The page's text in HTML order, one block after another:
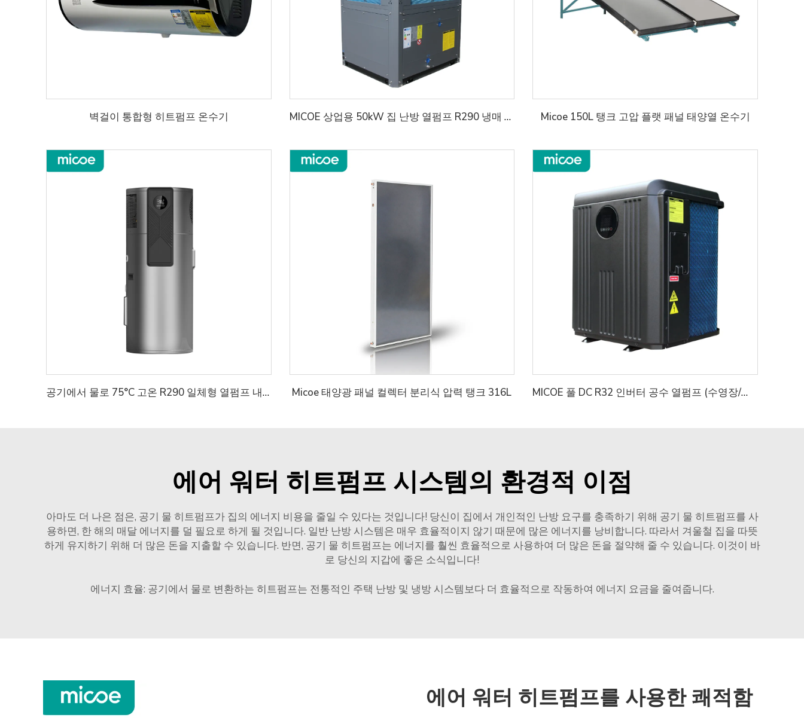
벽걸이 통합형 히트펌프 온수기 MICOE 상업용 50kW 집 난방 열펌프 R290 냉매 A+++ ERP Micoe 150L 탱크 고압 플랫 패널 태양열 온수기
공기에서 물로 75°C 고온 R290 일체형 열펌프 내장 탱크 Micoe 태양광 패널 컬렉터 분리식 압력 탱크 316L MICOE 풀 DC R32 인버터 공수 열펌프 (수영장/수열 난방용)
에어 워터 히트펌프 시스템의 환경적 이점
아마도 더 나은 점은, 공기 물 히트펌프가 집의 에너지 비용을 줄일 수 있다는 것입니다! 당신이 집에서 개인적인 난방 요구를 충족하기 위해 공기 물 히트펌프를 사
용하면, 한 해의 매달 에너지를 덜 필요로 하게 될 것입니다. 일반 난방 시스템은 매우 효율적이지 않기 때문에 많은 에너지를 낭비합니다. 따라서 겨울철 집을 따뜻
하게 유지하기 위해 더 많은 돈을 지출할 수 있습니다. 반면, 공기 물 히트펌프는 에너지를 훨씬 효율적으로 사용하여 더 많은 돈을 절약해 줄 수 있습니다. 이것이 바
로 당신의 지갑에 좋은 소식입니다!
에너지 효율: 공기에서 물로 변환하는 히트펌프는 전통적인 주택 난방 및 냉방 시스템보다 더 효율적으로 작동하여 에너지 요금을 줄여줍니다.
에어 워터 히트펌프를 사용한 쾌적함